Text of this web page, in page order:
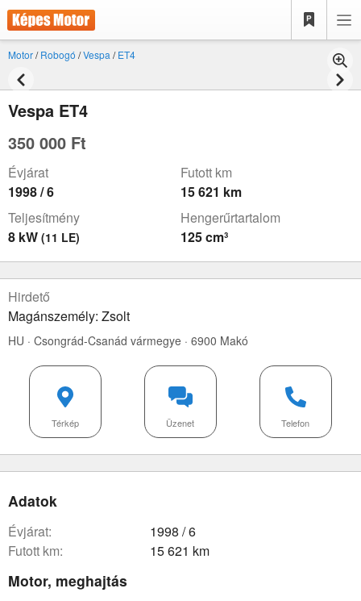
Motor/Robogó /Vespa /ET4
Vespa ET4
350 000 Ft
Évjárat
1998 / 6
Futott km
15 621 km
Teljesítmény
8 kW (11 LE)
Hengerűrtartalom
125 cm³
Hirdető
Magánszemély: Zsolt
HU · Csongrád-Csanád vármegye · 6900 Makó
Telefon
Üzenet
Térkép
Adatok
évjárat:
1998 / 6
futott km:
15 621 km
Motor, meghajtás